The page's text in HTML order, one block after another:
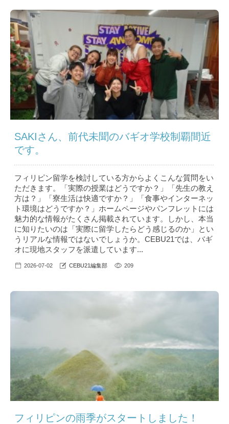
SAKIさん、前代未聞のバギオ学校制覇間近
です。
フィリピン留学を検討している方からよくこんな質問をい
ただきます。「実際の授業はどうですか？」「先生の教え
方は？」「寮生活は快適ですか？」「食事やインターネッ
ト環境はどうですか？」ホームページやパンフレットには
魅力的な情報がたくさん掲載されています。しかし、本当
に知りたいのは「実際に留学したらどう感じるのか」とい
うリアルな情報ではないでしょうか。CEBU21では、バギ
オに現地スタッフを派遣しています...
2026-07-02 CEBU21編集部 209
フィリピンの雨季がスタートしました！